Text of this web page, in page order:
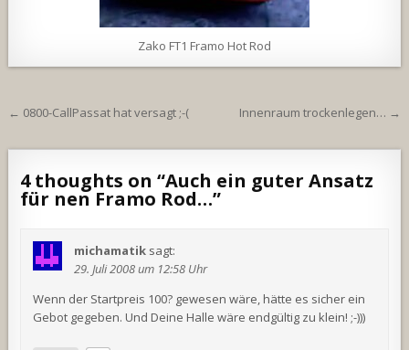
Zako FT1 Framo Hot Rod
Beitragsnavigation
← 0800-CallPassat hat versagt ;-( Innenraum trockenlegen… →
4 thoughts on “Auch ein guter Ansatz
für nen Framo Rod…”
michamatik sagt:
29. Juli 2008 um 12:58 Uhr
Wenn der Startpreis 100? gewesen wäre, hätte es sicher ein
Gebot gegeben. Und Deine Halle wäre endgültig zu klein! ;-)))